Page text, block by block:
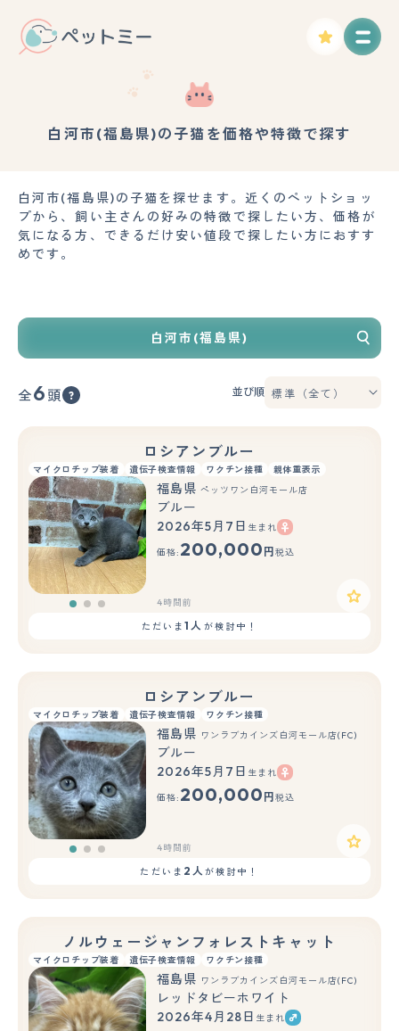
白河市(福島県)の子猫を価格や特徴で探す
白河市(福島県)の子猫を探せます。近くのペットショッ
プから、飼い主さんの好みの特徴で探したい方、価格が
気になる方、できるだけ安い値段で探したい方におすす
めです。
白河市(福島県)
全6 頭 並び順
ロシアンブルー
マイクロチップ装着 遺伝子検査情報 ワクチン接種 親体重表示
もっと見る
福島県 ペッツワン白河モール店
ブルー
2026年5月7日 生まれ
価格: 200,000 円 税込
4時間前
ただいま1人 が検討中！
ロシアンブルー
マイクロチップ装着 遺伝子検査情報 ワクチン接種
もっと見る
福島県 ワンラブカインズ白河モール店(FC)
ブルー
2026年5月7日 生まれ
価格: 200,000 円 税込
4時間前
ただいま 2人が検討中！
ノルウェージャンフォレストキャット
マイクロチップ装着 遺伝子検査情報 ワクチン接種
もっと見る
福島県 ワンラブカインズ白河モール店(FC)
レッドタビーホワイト
2026年4月28日 生まれ